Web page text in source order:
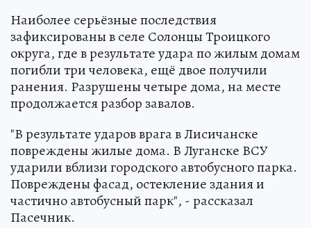
Наиболее серьёзные последствия
зафиксированы в селе Солонцы Троицкого
округа, где в результате удара по жилым домам
погибли три человека, ещё двое получили
ранения. Разрушены четыре дома, на месте
продолжается разбор завалов.
"В результате ударов врага в Лисичанске
повреждены жилые дома. В Луганске ВСУ
ударили вблизи городского автобусного парка.
Повреждены фасад, остекление здания и
частично автобусный парк", - рассказал
Пасечник.